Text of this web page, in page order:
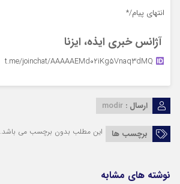
انتهای پیام/*
آژانس خبری ایذه، ایزنا
ارسال : modir
برچسب ها این مطلب بدون برچسب می باشد.
نوشته های مشابه